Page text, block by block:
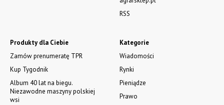
Kategorie
Wiadomości
Rynki
Pieniądze
Prawo
Produkty dla Ciebie
Zamów prenumeratę TPR
Kup Tygodnik
Album 40 lat na biegu.
Niezawodne maszyny polskiej
wsi
RSS